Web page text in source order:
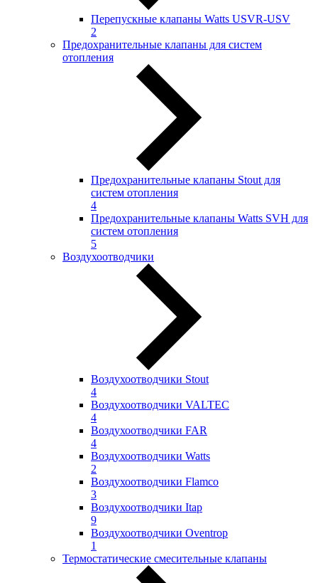
Перепускные клапаны Watts USVR-USV
2
Предохранительные клапаны для систем
отопления
Предохранительные клапаны Stout для
систем отопления
4
Предохранительные клапаны Watts SVH для
систем отопления
5
Воздухоотводчики
Воздухоотводчики Stout
4
Воздухоотводчики VALTEC
4
Воздухоотводчики FAR
4
Воздухоотводчики Watts
2
Воздухоотводчики Flamco
3
Воздухоотводчики Itap
9
Воздухоотводчики Oventrop
1
Термостатические смесительные клапаны